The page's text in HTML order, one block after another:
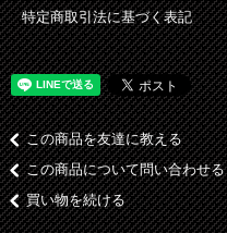
特定商取引法に基づく表記
この商品を友達に教える
この商品について問い合わせる
買い物を続ける